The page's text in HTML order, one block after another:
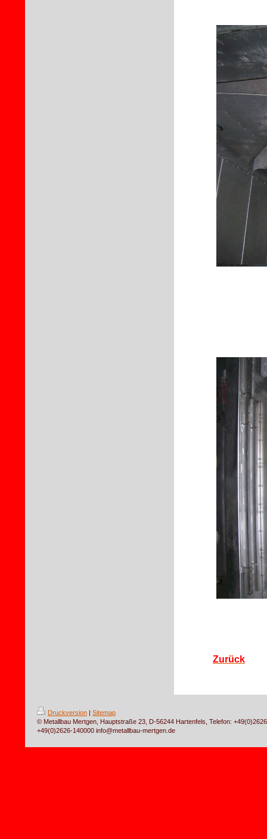
Zurück
Druckversion | Sitemap
© Metallbau Mertgen, Hauptstraße 23, D-56244 Hartenfels, Telefon:
+49(0)2626-140000 info@metallbau-mertgen.de